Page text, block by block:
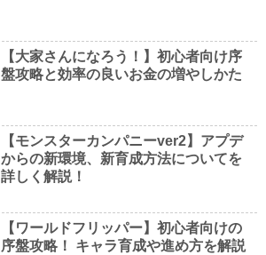
【大家さんになろう！】初心者向け序
盤攻略と効率の良いお金の増やしかた
【モンスターカンパニーver2】アプデ
からの新環境、新育成方法についてを
詳しく解説！
【ワールドフリッパー】初心者向けの
序盤攻略！ キャラ育成や進め方を解説